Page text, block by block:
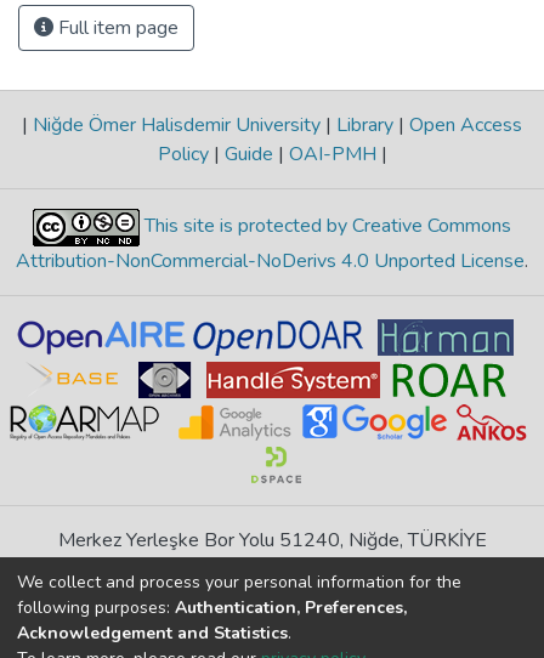
Full item page
| Niğde Ömer Halisdemir University | Library | Open Access
Policy | Guide | OAI-PMH |
This site is protected by Creative Commons
Attribution-NonCommercial-NoDerivs 4.0 Unported License.
Merkez Yerleşke Bor Yolu 51240, Niğde, TÜRKİYE
If you find any errors in content please report us
DSpace 7.6.1, Powered by
We collect and process your personal information for the
following purposes: Authentication, Preferences,
Acknowledgement and Statistics.